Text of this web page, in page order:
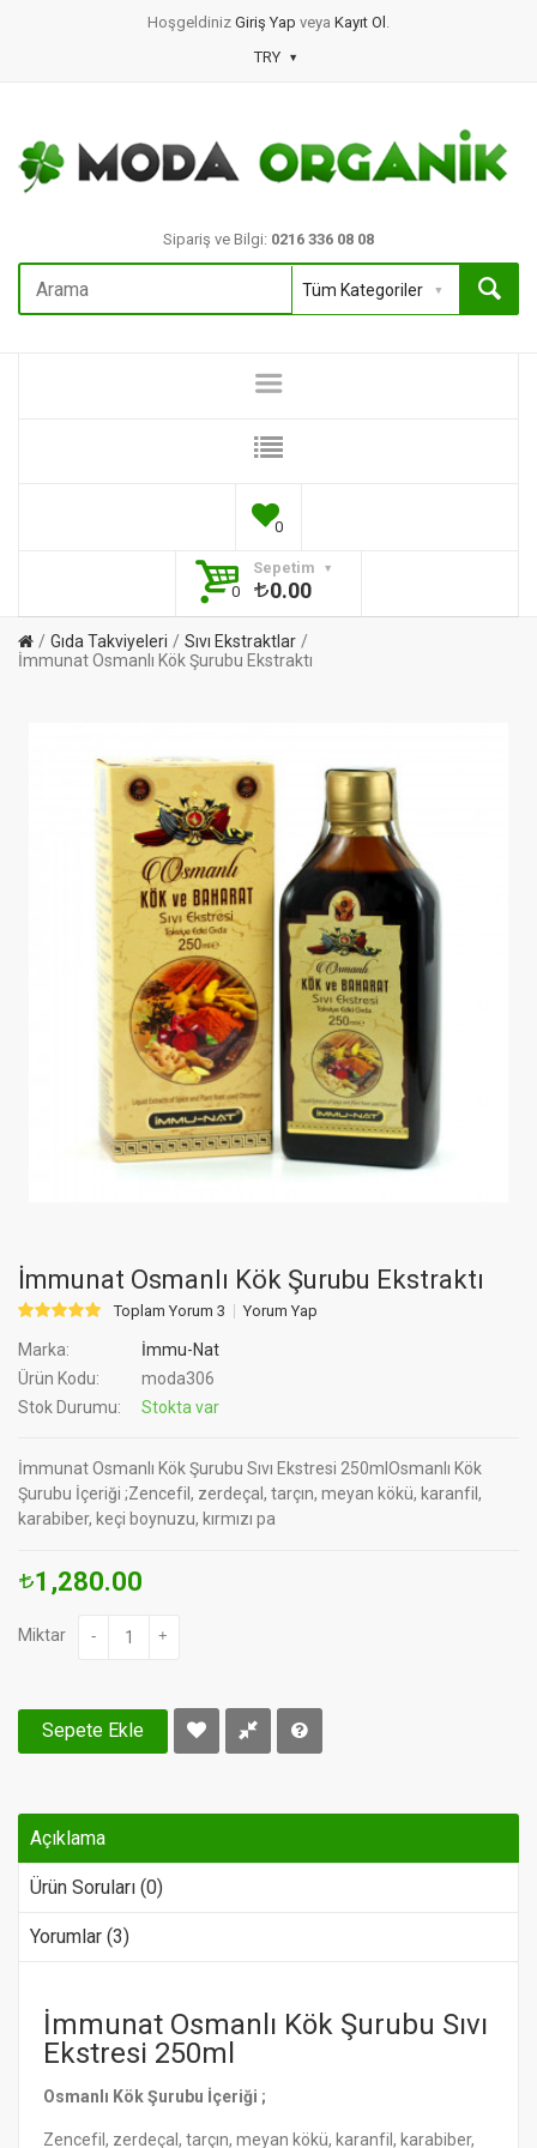
Hoşgeldiniz Giriş Yap veya Kayıt Ol .
TRY
Sipariş ve Bilgi: 0216 336 08 08
0
Sepetim
0
0.00
Gıda Takviyeleri
Sıvı Ekstraktlar
İmmunat Osmanlı Kök Şurubu Ekstraktı
İmmunat Osmanlı Kök Şurubu Ekstraktı
Toplam Yorum 3 Yorum Yap
Marka:
İmmu-Nat
Ürün Kodu:
moda306
Stok Durumu:
Stokta var
İmmunat Osmanlı Kök Şurubu Sıvı Ekstresi 250mlOsmanlı Kök
Şurubu İçeriği ;Zencefil, zerdeçal, tarçın, meyan kökü, karanfil,
karabiber, keçi boynuzu, kırmızı pa
1,280.00
Miktar - +
Sepete Ekle
Açıklama
Ürün Soruları (0)
Yorumlar (3)
İmmunat Osmanlı Kök Şurubu Sıvı
Ekstresi 250ml
Osmanlı Kök Şurubu İçeriği ;
Zencefil, zerdeçal, tarçın, meyan kökü, karanfil, karabiber,